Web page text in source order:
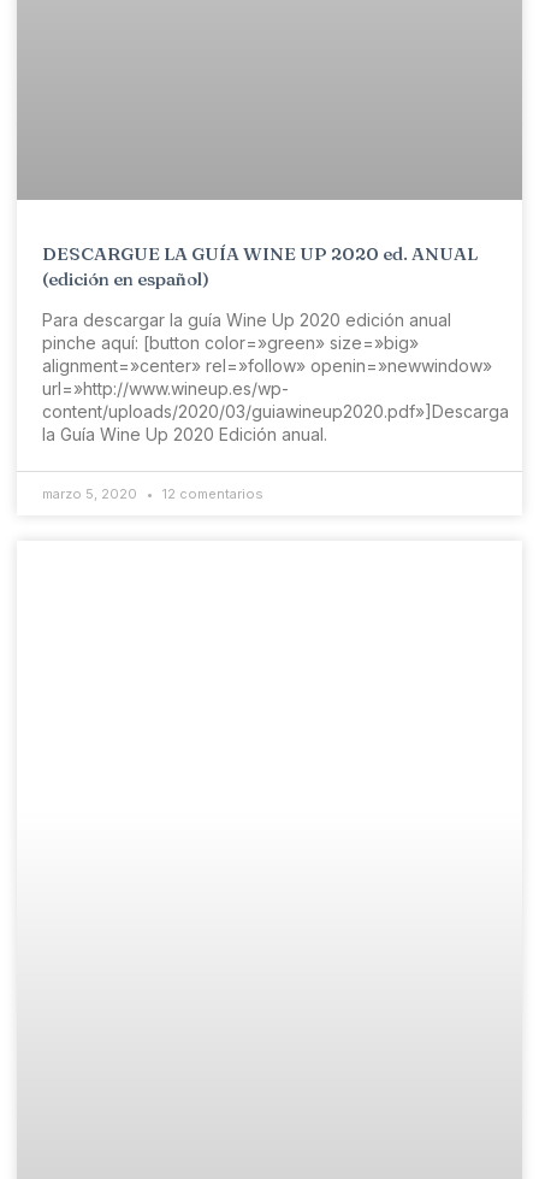
DESCARGUE LA GUÍA WINE UP 2020 ed. ANUAL
(edición en español)
Para descargar la guía Wine Up 2020 edición anual
pinche aquí: [button color=»green» size=»big»
alignment=»center» rel=»follow» openin=»newwindow»
url=»http://www.wineup.es/wp-
content/uploads/2020/03/guiawineup2020.pdf»]Descarga
la Guía Wine Up 2020 Edición anual.
marzo 5, 2020 12 comentarios